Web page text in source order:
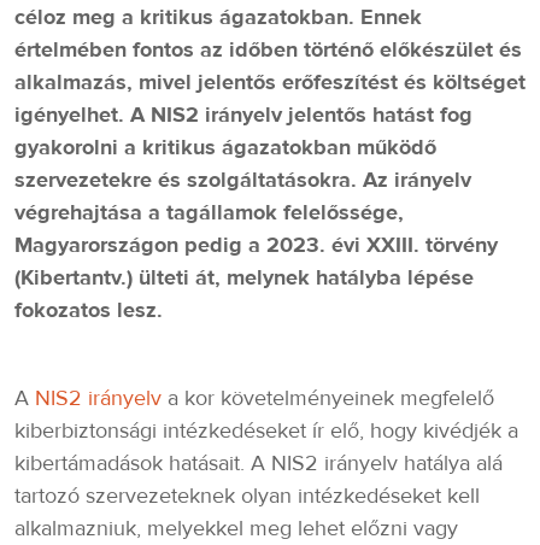
céloz meg a kritikus ágazatokban. Ennek
értelmében fontos az időben történő előkészület és
alkalmazás, mivel jelentős erőfeszítést és költséget
igényelhet. A NIS2 irányelv jelentős hatást fog
gyakorolni a kritikus ágazatokban működő
szervezetekre és szolgáltatásokra. Az irányelv
végrehajtása a tagállamok felelőssége,
Magyarországon pedig a 2023. évi XXIII. törvény
(Kibertantv.) ülteti át, melynek hatályba lépése
fokozatos lesz.
A NIS2 irányelv a kor követelményeinek megfelelő
kiberbiztonsági intézkedéseket ír elő, hogy kivédjék a
kibertámadások hatásait. A NIS2 irányelv hatálya alá
tartozó szervezeteknek olyan intézkedéseket kell
alkalmazniuk, melyekkel meg lehet előzni vagy